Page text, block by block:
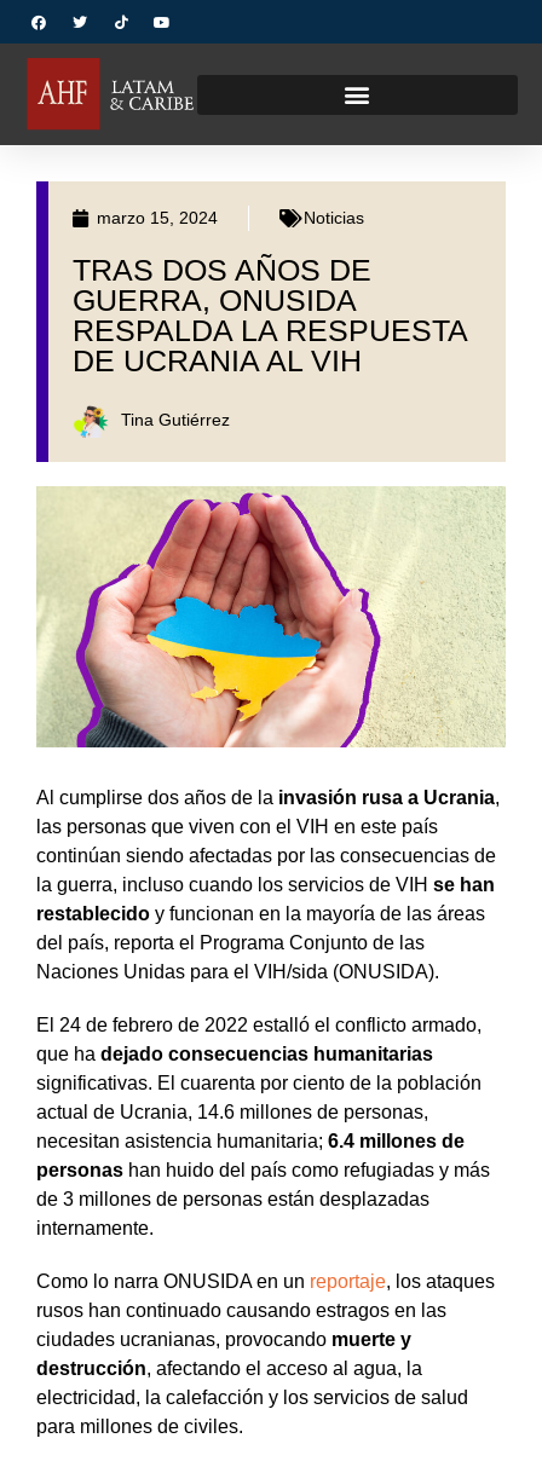
marzo 15, 2024 Noticias
TRAS DOS AÑOS DE
GUERRA, ONUSIDA
RESPALDA LA RESPUESTA
DE UCRANIA AL VIH
Tina Gutiérrez
Al cumplirse dos años de la invasión rusa a Ucrania,
las personas que viven con el VIH en este país
continúan siendo afectadas por las consecuencias de
la guerra, incluso cuando los servicios de VIH se han
restablecido y funcionan en la mayoría de las áreas
del país, reporta el Programa Conjunto de las
Naciones Unidas para el VIH/sida (ONUSIDA).
El 24 de febrero de 2022 estalló el conflicto armado,
que ha dejado consecuencias humanitarias
significativas. El cuarenta por ciento de la población
actual de Ucrania, 14.6 millones de personas,
necesitan asistencia humanitaria; 6.4 millones de
personas han huido del país como refugiadas y más
de 3 millones de personas están desplazadas
internamente.
Como lo narra ONUSIDA en un reportaje, los ataques
rusos han continuado causando estragos en las
ciudades ucranianas, provocando muerte y
destrucción, afectando el acceso al agua, la
electricidad, la calefacción y los servicios de salud
para millones de civiles.